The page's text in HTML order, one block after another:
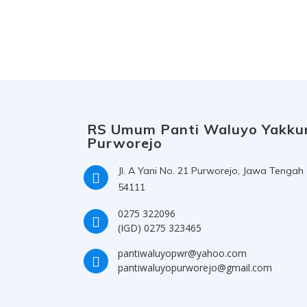
RS Umum Panti Waluyo
Purworejo
Jl. A Yani No. 21 Purworejo, Jawa Tengah
54111
0275 322096
(IGD) 0275 323465
pantiwaluyopwr@yahoo.com
pantiwaluyopurworejo@gmail.com